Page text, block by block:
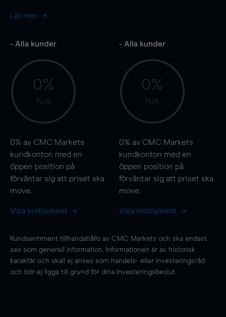
Lär mer
- Alla kunder
0%
N/A
0% av CMC Markets
kundkonton med en
öppen position på
förväntar sig att priset ska
move.
Visa instrument
- Alla kunder
0%
N/A
0% av CMC Markets
kundkonton med en
öppen position på
förväntar sig att priset ska
move.
Visa instrument
Kundsentiment tillhandahålls av CMC Markets och ska endast
ses som generell information. Informationen är av historisk
karaktär och skall ej anses som handels- eller investeringsråd
och bör ej ligga till grund för dina investeringsbeslut.